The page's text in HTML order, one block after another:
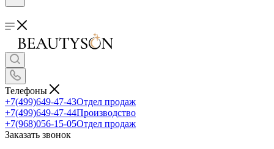
Телефоны
+7(499)649-47-43Отдел продаж
+7(499)649-47-44Производство
+7(968)056-15-05Отдел продаж
Заказать звонок